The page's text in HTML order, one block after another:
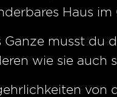
Haus
Ganze musst du
wie sie auch
von